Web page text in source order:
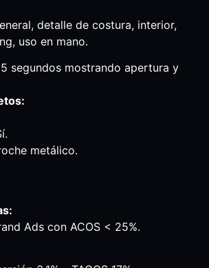
detalle de costura, interior,
uso en mano.
segundos mostrando apertura y
metálico.
Ads con ACOS < 25%.